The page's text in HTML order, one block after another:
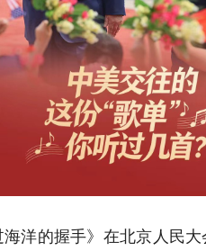
洋的握手》在北京人民